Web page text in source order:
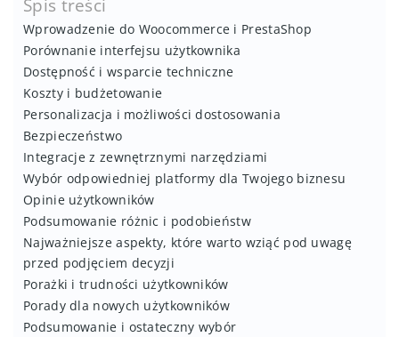
Spis treści
Wprowadzenie do Woocommerce i PrestaShop
Porównanie interfejsu użytkownika
Dostępność i wsparcie techniczne
Koszty i budżetowanie
Personalizacja i możliwości dostosowania
Bezpieczeństwo
Integracje z zewnętrznymi narzędziami
Wybór odpowiedniej platformy dla Twojego biznesu
Opinie użytkowników
Podsumowanie różnic i podobieństw
Najważniejsze aspekty, które warto wziąć pod uwagę
przed podjęciem decyzji
Porażki i trudności użytkowników
Porady dla nowych użytkowników
Podsumowanie i ostateczny wybór